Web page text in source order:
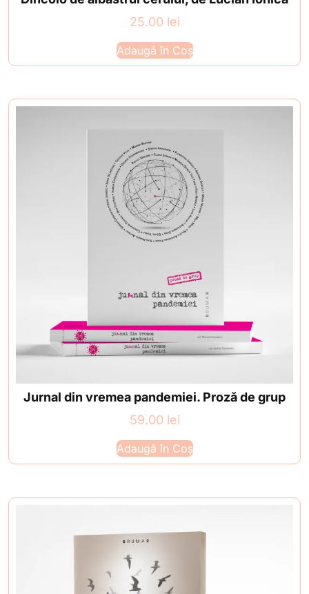
25.00 lei
Adaugă în Coș
Jurnal din vremea pandemiei. Proză de grup
59.00 lei
Adaugă în Coș